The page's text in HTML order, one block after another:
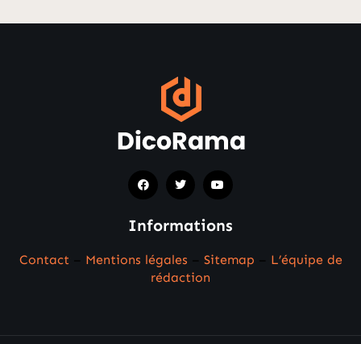
Informations
Contact Mentions légales Sitemap
L’équipe de
rédaction